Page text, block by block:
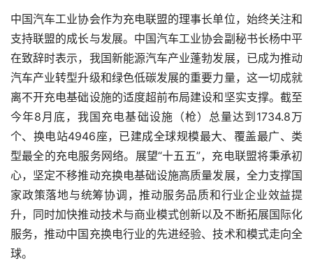
中国汽车工业协会作为充电联盟的理事长单位，始终关注和
支持联盟的成长与发展。中国汽车工业协会副秘书长杨中平
在致辞时表示，我国新能源汽车产业蓬勃发展，已成为推动
汽车产业转型升级和绿色低碳发展的重要力量，这一切成就
离不开充电基础设施的适度超前布局建设和坚实支撑。截至
今年8月底，我国充电基础设施（枪）总量达到1734.8万
个、换电站4946座，已建成全球规模最大、覆盖最广、类
型最全的充电服务网络。展望“十五五”，充电联盟将秉承初
心，坚定不移推动充换电基础设施高质量发展，全力支撑国
家政策落地与统筹协调，推动服务品质和行业企业效益提
升，同时加快推动技术与商业模式创新以及不断拓展国际化
服务，推动中国充换电行业的先进经验、技术和模式走向全
球。